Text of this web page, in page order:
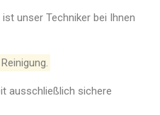
unser Techniker bei Ihnen
ausschließlich sichere